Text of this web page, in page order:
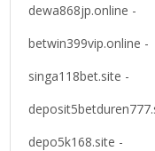
dewa868jp.online -
betwin399vip.online -
singa118bet.site -
depo5k168.site -